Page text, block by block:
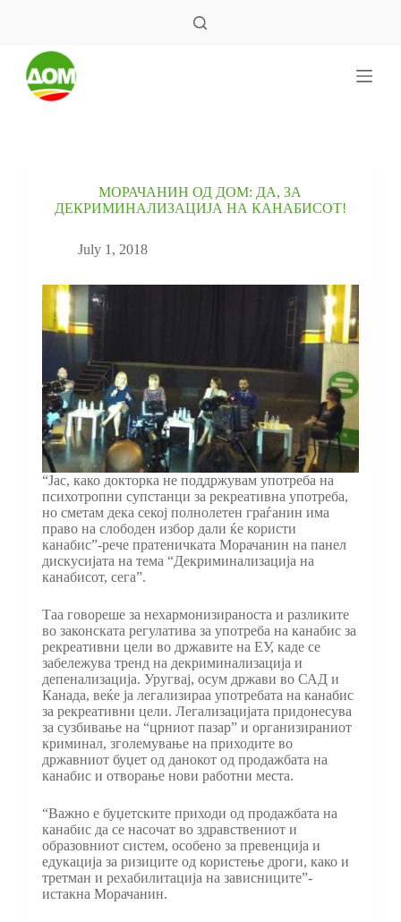
МОРАЧАНИН ОД ДОМ: ДА, ЗА
ДЕКРИМИНАЛИЗАЦИЈА НА КАНАБИСОТ!
July 1, 2018
“Јас, како докторка не поддржувам употреба на
психотропни супстанци за рекреативна употреба,
но сметам дека секој полнолетен граѓанин има
право на слободен избор дали ќе користи
канабис”-рече пратеничката Морачанин на панел
дискусијата на тема “Декриминализација на
канабисот, сега”.
Таа говореше за нехармонизираноста и разликите
во законската регулатива за употреба на канабис за
рекреативни цели во државите на ЕУ, каде се
забележува тренд на декриминализација и
депенализација. Уругвај, осум држави во САД и
Канада, веќе ја легализираа употребата на канабис
за рекреативни цели. Легализацијата придонесува
за сузбивање на “црниот пазар” и организираниот
криминал, зголемување на приходите во
државниот буџет од данокот од продажбата на
канабис и отворање нови работни места.
“Важно е буџетските приходи од продажбата на
канабис да се насочат во здравствениот и
образовниот систем, особено за превенција и
едукација за ризиците од користење дроги, како и
третман и рехабилитација на зависниците”-
истакна Морачанин.